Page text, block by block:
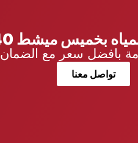
ميشط 0533910940
بافضل سعر مع الضمان
تواصل معنا